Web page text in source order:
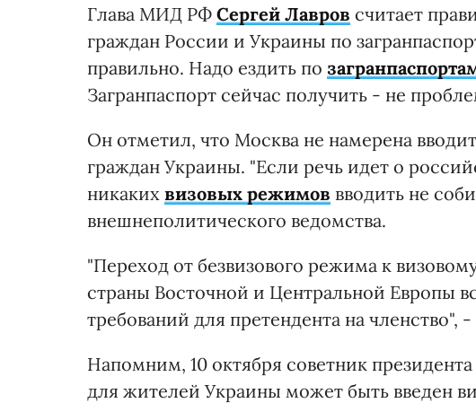
Глава МИД РФ Сергей Лавров считает
граждан России и Украины по
правильно. Надо ездить по
Загранпаспорт сейчас получить - не
Он отметил, что Москва не намерена
граждан Украины. "Если речь идет о
никаких визовых режимов вводить не
внешнеполитического ведомства.
"Переход от безвизового режима к
страны Восточной и Центральной Европы
требований для претендента на членство",
Напомним, 10 октября советник
для жителей Украины может быть введен